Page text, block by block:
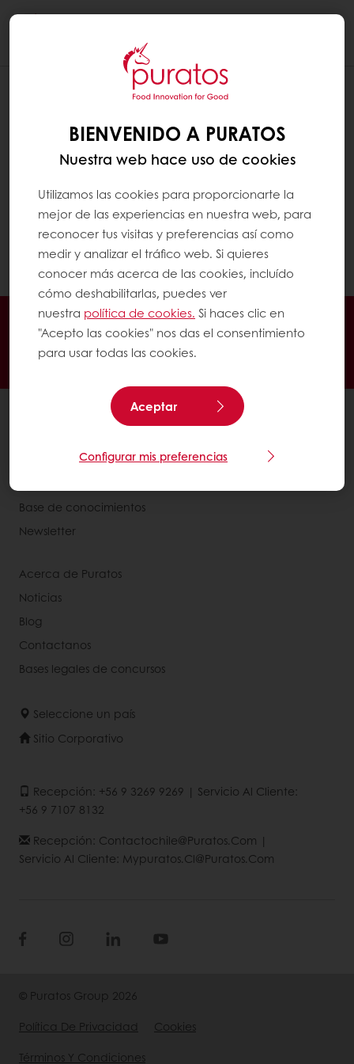
BIENVENIDO A PURATOS
Nuestra web hace uso de cookies
Utilizamos las cookies para proporcionarte la
mejor de las experiencias en nuestra web, para
reconocer tus visitas y preferencias así como
medir y analizar el tráfico web. Si quieres
conocer más acerca de las cookies, incluído
cómo deshabilitarlas, puedes ver
nuestra política de cookies. Si haces clic en
"Acepto las cookies" nos das el consentimiento
para usar todas las cookies.
Aceptar
Configurar mis preferencias
En línea 24/7
Pago en línea (clientes nuevos)
Promociones exclusivas
Recetas inspiradoras
Ver todos los productos
Base de conocimientos
Newsletter
Acerca de Puratos
Noticias
Blog
Contactanos
Bases legales de concursos
Seleccione un país
Sitio Corporativo
Recepción: +56 9 3269 9269 | Servicio Al Cliente:
+56 9 7107 8132
Recepción: Contactochile@puratos.com |
Servicio Al Cliente: Mypuratos.cl@puratos.com
© Puratos Group 2026
Política De Privacidad
Cookies
Términos Y Condiciones